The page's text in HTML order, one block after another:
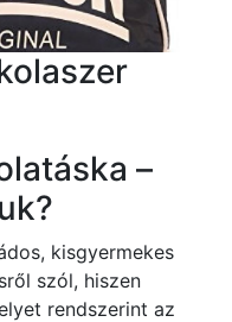
–
kisgyermekes
szól, hiszen
rendszerint az